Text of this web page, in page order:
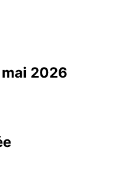
2026